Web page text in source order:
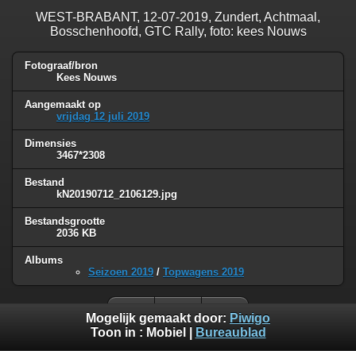
WEST-BRABANT, 12-07-2019, Zundert, Achtmaal,
Bosschenhoofd, GTC Rally, foto: kees Nouws
Fotograaf/bron
Kees Nouws
Aangemaakt op
vrijdag 12 juli 2019
Dimensies
3467*2308
Bestand
kN20190712_2106129.jpg
Bestandsgrootte
2036 KB
Albums
Seizoen 2019 / Topwagens 2019
Mogelijk gemaakt door: Piwigo
Toon in : Mobiel Bureaublad